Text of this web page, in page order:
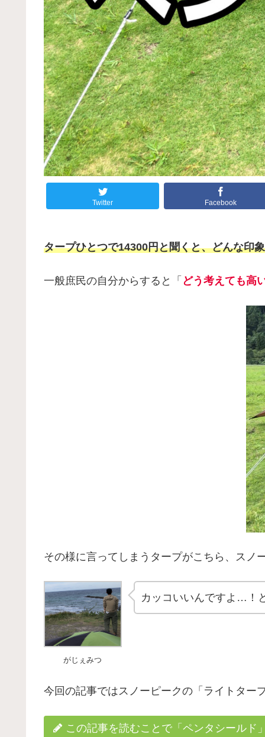
Twitter Facebook
タープひとつで14300円と聞くと、どんな印
一般庶民の自分からすると「 どう考えても高
その様に言ってしまうタープがこちら、スノ
がじぇみつ
カッコいいんですよ…！
今回の記事ではスノーピークの「ライトター
この記事を読むことで「ペンタシールド